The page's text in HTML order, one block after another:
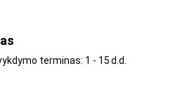
terminas: 1 - 15 d.d.